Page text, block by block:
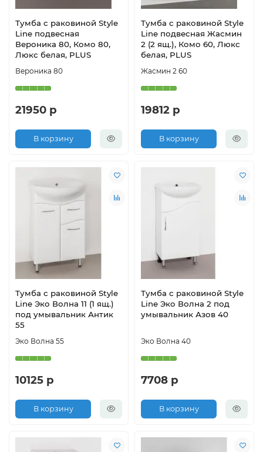
Тумба с раковиной Style
Line подвесная
Вероника 80, Комо 80,
Люкс белая, PLUS
Вероника 80
21950 р
В корзину
Тумба с раковиной Style
Line подвесная Жасмин
2 (2 ящ.), Комо 60, Люкс
белая, PLUS
Жасмин 2 60
19812 р
В корзину
Тумба с раковиной Style
Line Эко Волна 11 (1 ящ.)
под умывальник Антик
55
Эко Волна 55
10125 р
В корзину
Тумба с раковиной Style
Line Эко Волна 2 под
умывальник Азов 40
Эко Волна 40
7708 р
В корзину